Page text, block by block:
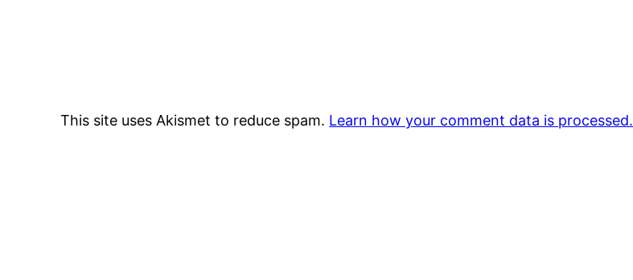
This site uses Akismet to reduce spam. Learn how your comment data is processed.